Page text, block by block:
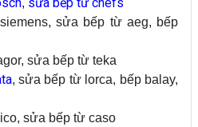
sửa bếp từ aeg, bếp
sửa bếp từ teka
, sửa bếp từ lorca, bếp balay,
sửa bếp từ caso